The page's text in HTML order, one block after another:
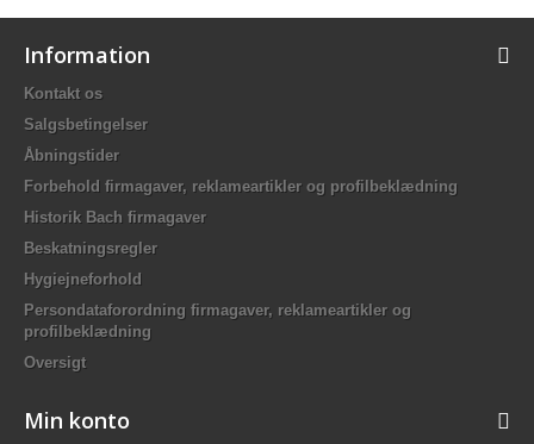
Information
Kontakt os
Salgsbetingelser
Åbningstider
Forbehold firmagaver, reklameartikler og profilbeklædning
Historik Bach firmagaver
Beskatningsregler
Hygiejneforhold
Persondataforordning firmagaver, reklameartikler og
profilbeklædning
Oversigt
Min konto